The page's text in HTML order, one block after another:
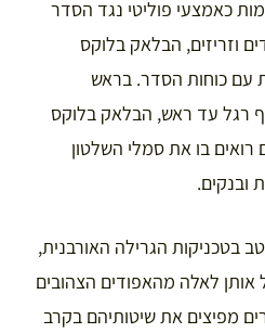
כאמצעי פוליטי נגד הסדר
וזריזים, הבלאק בלוקס
עם כוחות הסדר. בראש
רגל עד ראש, הבלאק בלוקס
בו את סמלי השלטון
ובנקים.
בטכניקות הגרילה האורבנית,
לאלה מהאפודים הצהובים
מפיצים את שיטותיהם בקרב